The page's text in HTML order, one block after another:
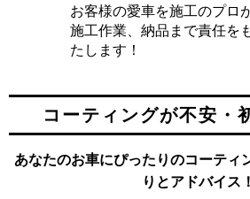
お客様の愛車を施工のプロ
施工作業、納品まで責任を
たします！
コーティングが不安・
あなたのお車にぴったりのコーティ
りとアドバイス！